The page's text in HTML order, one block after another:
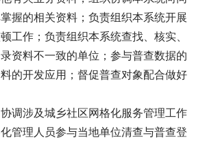
握的相关资料；负责组织本系统开展
工作；负责组织本系统查找、核实、
资料不一致的单位；参与普查数据的
的开发应用；督促普查对象配合做好
调涉及城乡社区网格化服务管理工作
管理人员参与当地单位清查与普查登